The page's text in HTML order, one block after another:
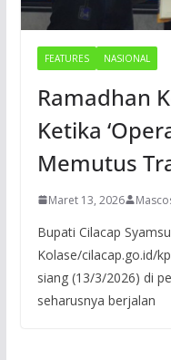
FEATURES NASIONAL
Ramadhan
Ketika
Memutus
Maret 13, 2026
Bupati Cilacap
Kolase/cilacap.go.id/
siang (13/3/2026) di
seharusnya berjalan